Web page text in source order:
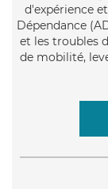
d'expérience
Dépendance
et les troubles
de mobilité,